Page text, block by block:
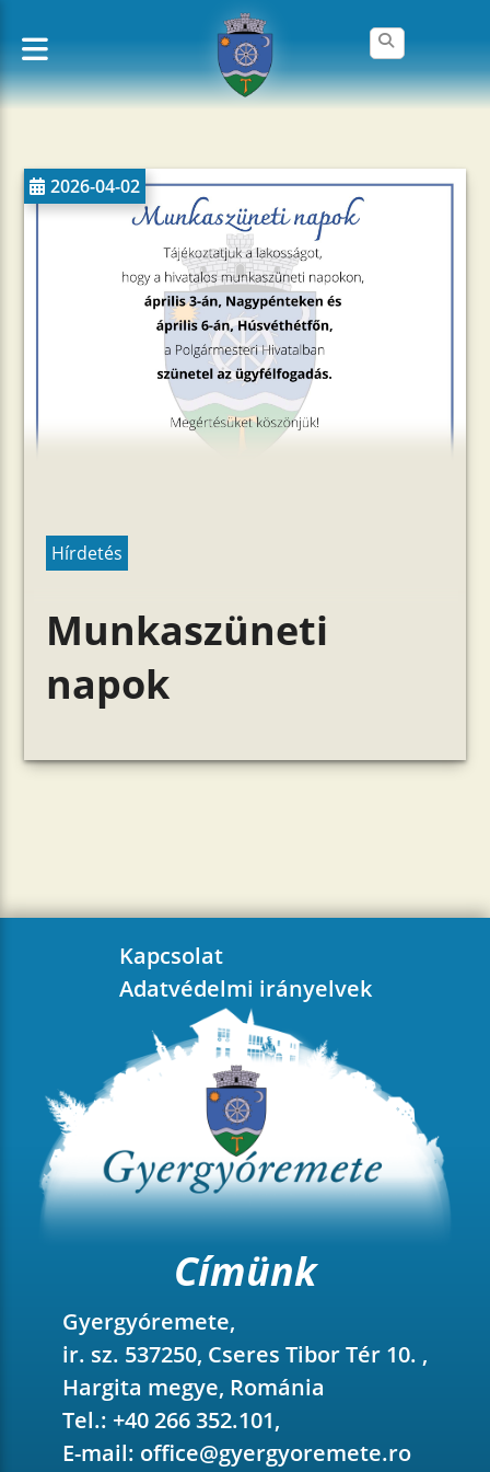
Hírdetés
2026-04-02
Munkaszüneti
napok
Kapcsolat
Adatvédelmi irányelvek
Címünk
Gyergyóremete,
ir. sz. 537250, Cseres Tibor Tér 10. ,
Hargita megye, Románia
Tel.: +40 266 352.101,
E-mail: office@gyergyoremete.ro